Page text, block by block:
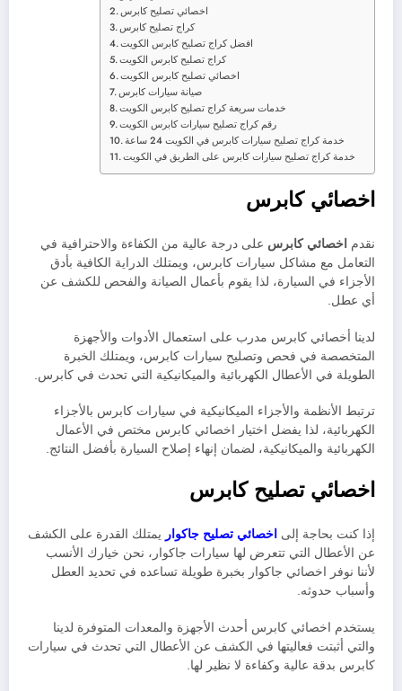
اخصائي تصليح كابرس
كراج تصليح كابرس
افضل كراج تصليح كابرس الكويت
كراج تصليح كابرس الكويت
اخصائي تصليح كابرس الكويت
صيانة سيارات كابرس
خدمات سريعة كراج تصليح كابرس الكويت
رقم كراج تصليح سيارات كابرس الكويت
خدمة كراج تصليح سيارات كابرس في الكويت 24 ساعة
خدمة كراج تصليح سيارات كابرس على الطريق في الكويت
اخصائي كابرس
نقدم اخصائي كابرس على درجة عالية من الكفاءة والاحترافية في
التعامل مع مشاكل سيارات كابرس، ويمتلك الدراية الكافية بأدق
الأجزاء في السيارة، لذا يقوم بأعمال الصيانة والفحص للكشف عن
أي عطل.
لدينا أخصائي كابرس مدرب على استعمال الأدوات والأجهزة
المتخصصة في فحص وتصليح سيارات كابرس، ويمتلك الخبرة
الطويلة في الأعطال الكهربائية والميكانيكية التي تحدث في كابرس.
ترتبط الأنظمة والأجزاء الميكانيكية في سيارات كابرس بالأجزاء
الكهربائية، لذا يفضل اختيار اخصائي كابرس مختص في الأعمال
الكهربائية والميكانيكية، لضمان إنهاء إصلاح السيارة بأفضل النتائج.
اخصائي تصليح كابرس
إذا كنت بحاجة إلى اخصائي تصليح جاكوار يمتلك القدرة على الكشف
عن الأعطال التي تتعرض لها سيارات جاكوار، نحن خيارك الأنسب
لأننا نوفر اخصائي جاكوار بخبرة طويلة تساعده في تحديد العطل
وأسباب حدوثه.
يستخدم اخصائي كابرس أحدث الأجهزة والمعدات المتوفرة لدينا
والتي أثبتت فعاليتها في الكشف عن الأعطال التي تحدث في سيارات
كابرس بدقة عالية وكفاءة لا نظير لها.